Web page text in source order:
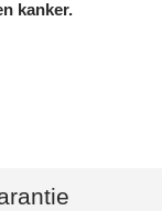
kanker.